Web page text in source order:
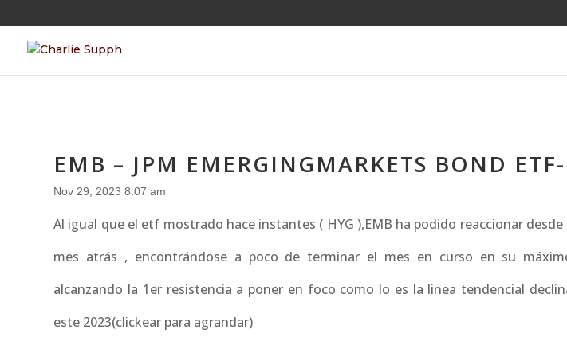
EMB – JPM EMERGINGMARKETS BOND
Nov 29, 2023 8:07 am
Al igual que el etf mostrado hace instantes ( HYG ),EMB ha podido reaccionar
mes atrás , encontrándose a poco de terminar el mes en curso en su
alcanzando la 1er resistencia a poner en foco como lo es la linea tendencial
este 2023(clickear para agrandar)